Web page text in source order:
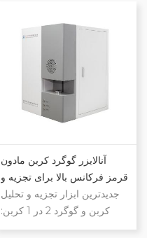
آنالایزر گوگرد کربن مادون
قرمز فرکانس بالا برای تجزیه و
تحلیل فلزات
جدیدترین ابزار تجزیه و تحلیل
کربن و گوگرد 2 در 1 کربن:
0.0001٪~99.9999٪ گوگرد: